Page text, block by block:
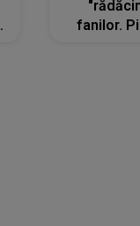
fanilor.